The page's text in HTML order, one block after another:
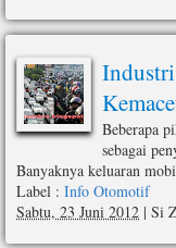
Beberapa
sebagai
Banyaknya keluaran
Label : Info Otomotif
Sabtu, 23 Juni 2012 | Si